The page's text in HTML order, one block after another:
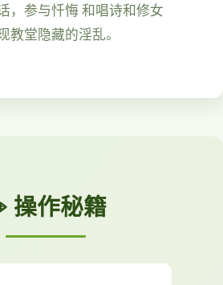
，参与忏悔 和唱诗和修女
教堂隐藏的淫乱。
作秘籍